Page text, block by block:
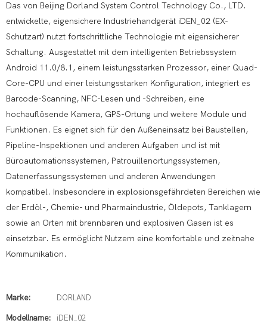
Das von Beijing Dorland System Control Technology Co., LTD.
entwickelte, eigensichere Industriehandgerät iDEN_02 (EX-
Schutzart) nutzt fortschrittliche Technologie mit eigensicherer
Schaltung. Ausgestattet mit dem intelligenten Betriebssystem
Android 11.0/8.1, einem leistungsstarken Prozessor, einer Quad-
Core-CPU und einer leistungsstarken Konfiguration, integriert es
Barcode-Scanning, NFC-Lesen und -Schreiben, eine
hochauflösende Kamera, GPS-Ortung und weitere Module und
Funktionen. Es eignet sich für den Außeneinsatz bei Baustellen,
Pipeline-Inspektionen und anderen Aufgaben und ist mit
Büroautomationssystemen, Patrouillenortungssystemen,
Datenerfassungssystemen und anderen Anwendungen
kompatibel. Insbesondere in explosionsgefährdeten Bereichen wie
der Erdöl-, Chemie- und Pharmaindustrie, Öldepots, Tanklagern
sowie an Orten mit brennbaren und explosiven Gasen ist es
einsetzbar. Es ermöglicht Nutzern eine komfortable und zeitnahe
Kommunikation.
Marke: DORLAND
Modellname: iDEN_02